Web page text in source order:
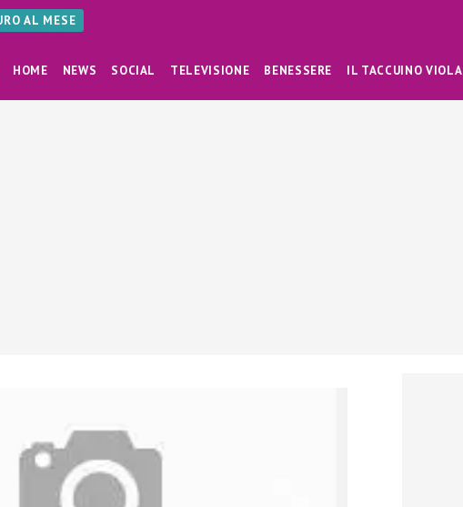
AL MESE
HOME NEWS SOCIAL TELEVISIONE BENESSERE IL TACCUINO VIOLA